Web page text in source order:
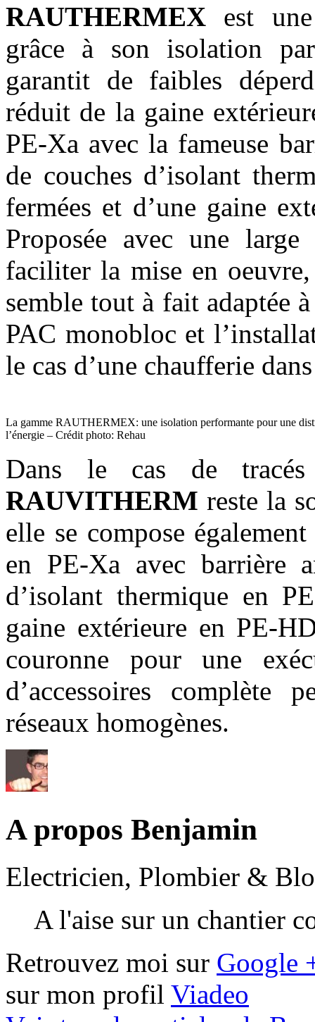
RAUTHERMEX est
grâce à son isolation
garantit de faibles
réduit de la gaine
PE-Xa avec la fameuse
de couches d’isolant
fermées et d’une gaine
Proposée avec une large
faciliter la mise en
semble tout à fait adaptée
PAC monobloc et
le cas d’une chaufferie
La gamme RAUTHERMEX: une isolation performante pour une
l’énergie – Crédit photo: Rehau
Dans le cas de tracés
RAUVITHERM reste la
elle se compose
en PE-Xa avec barrière
d’isolant thermique en
gaine extérieure en PE-
couronne pour une
d’accessoires complète
réseaux homogènes.
A propos Benjamin
Electricien, Plombier &
A l'aise sur un chantier
Retrouvez moi sur Google
sur mon profil Viadeo